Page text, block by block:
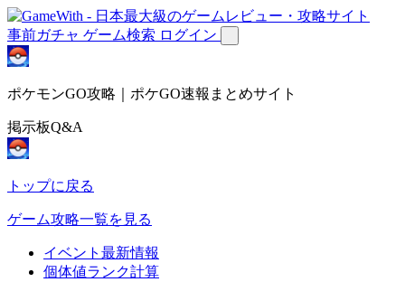
事前ガチャ ゲーム検索 ログイン
ポケモンGO攻略｜ポケGO速報まとめサイト
掲示板Q&A
トップに戻る
ゲーム攻略一覧を見る
イベント最新情報
個体値ランク計算